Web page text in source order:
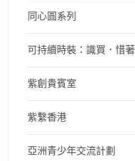
同心圓系列
可持續時裝：識買．惜著
紫創貴賓室
紫繫香港
亞洲青少年交流計劃